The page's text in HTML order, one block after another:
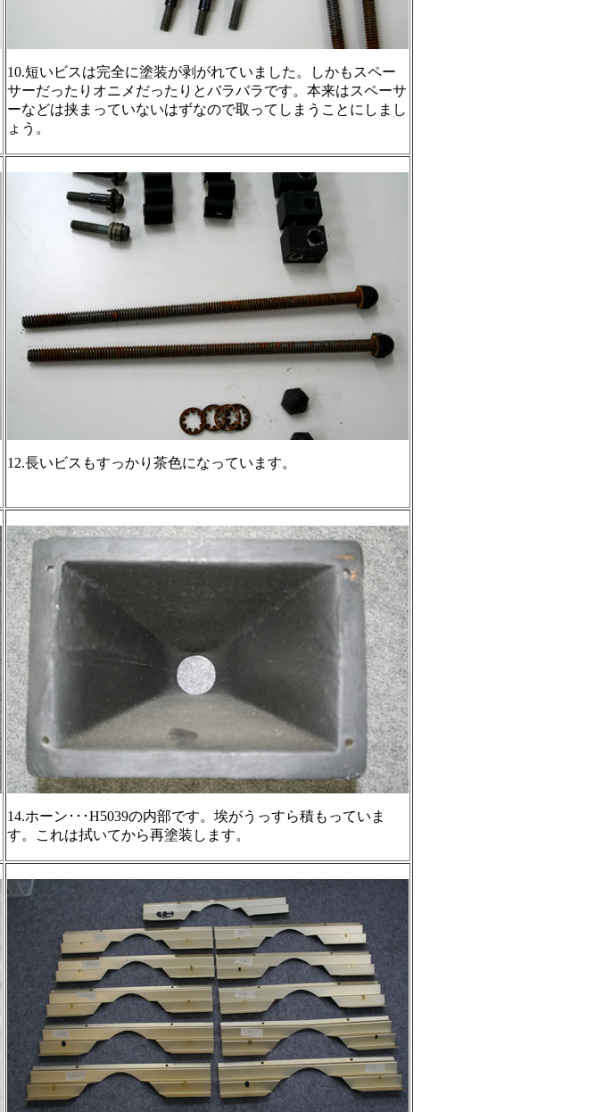
10.短いビスは完全に塗装が剥がれていました。しかもスペー
サーだったりオニメだったりとバラバラです。本来はスペーサ
ーなどは挟まっていないはずなので取ってしまうことにしまし
ょう。
12.長いビスもすっかり茶色になっています。
14.ホーン･･･H5039の内部です。埃がうっすら積もっていま
す。これは拭いてから再塗装します。